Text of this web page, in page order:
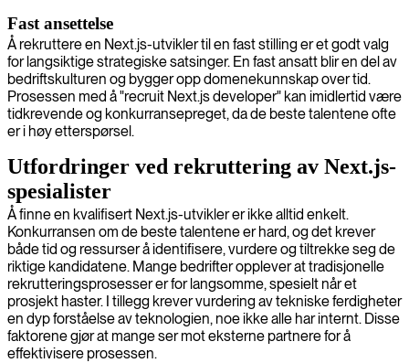
Fast ansettelse
Å rekruttere en Next.js-utvikler til en fast stilling er et godt valg
for langsiktige strategiske satsinger. En fast ansatt blir en del av
bedriftskulturen og bygger opp domenekunnskap over tid.
Prosessen med å "recruit Next.js developer" kan imidlertid være
tidkrevende og konkurransepreget, da de beste talentene ofte
er i høy etterspørsel.
Utfordringer ved rekruttering av Next.js-
spesialister
Å finne en kvalifisert Next.js-utvikler er ikke alltid enkelt.
Konkurransen om de beste talentene er hard, og det krever
både tid og ressurser å identifisere, vurdere og tiltrekke seg de
riktige kandidatene. Mange bedrifter opplever at tradisjonelle
rekrutteringsprosesser er for langsomme, spesielt når et
prosjekt haster. I tillegg krever vurdering av tekniske ferdigheter
en dyp forståelse av teknologien, noe ikke alle har internt. Disse
faktorene gjør at mange ser mot eksterne partnere for å
effektivisere prosessen.